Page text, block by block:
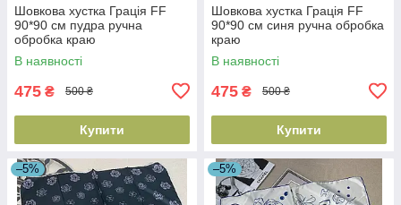
Шовкова хустка Грація FF
90*90 см пудра ручна
обробка краю
В наявності
475 ₴ 500 ₴
Купити
Шовкова хустка Грація FF
90*90 см синя ручна обробка
краю
В наявності
475 ₴ 500 ₴
Купити
–5% –5%